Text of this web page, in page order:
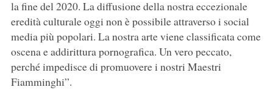
la fine del 2020. La diffusione della nostra eccezionale
eredità culturale oggi non è possibile attraverso i social
media più popolari. La nostra arte viene classificata come
oscena e addirittura pornografica. Un vero peccato,
perché impedisce di promuovere i nostri Maestri
Fiamminghi”.